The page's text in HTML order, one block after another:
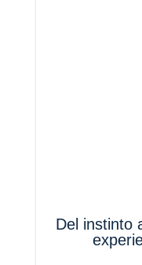
Del instinto